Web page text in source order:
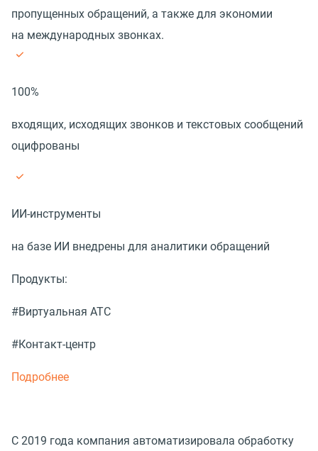
пропущенных обращений, а также для экономии
на международных звонках.
100%
входящих, исходящих звонков и текстовых сообщений
оцифрованы
ИИ-инструменты
на базе ИИ внедрены для аналитики обращений
Продукты:
#Виртуальная АТС
#Контакт-центр
Подробнее
С 2019 года компания автоматизировала обработку